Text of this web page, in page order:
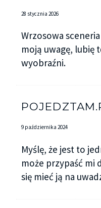
28 stycznia 2026
Wrzosowa
moją uwagę, lubię
wyobraźni.
9 października 2024
Myślę, że jest to
może przypaść mi
się mieć ją na